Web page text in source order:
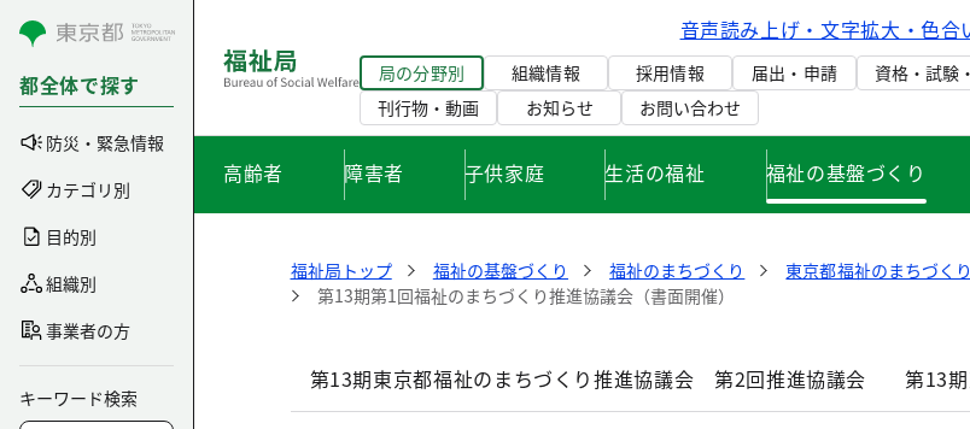
コンテンツにスキップ
都全体で探す
防災・緊急情報
カテゴリ別
目的別
組織別
事業者の方
キーワード検索
音声読み上げ・文字拡大・色合
局の分野別 組織情報 採用情報 届出・申請 資格・試験
刊行物・動画
お知らせ お問い合わせ
高齢者 障害者 子供家庭 生活の福祉 福祉の基盤づくり
福祉局トップ 福祉の基盤づくり 福祉のまちづくり 東京都福祉のまちづく
第13期第1回福祉のまちづくり推進協議会（書面開催）
第13期東京都福祉のまちづくり推進協議会 第2回推進協議会 第13